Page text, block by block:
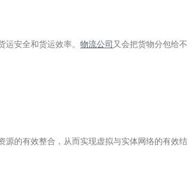
运安全和货运效率。 物流公司 又会把货物分包给不
源的有效整合，从而实现虚拟与实体网络的有效结